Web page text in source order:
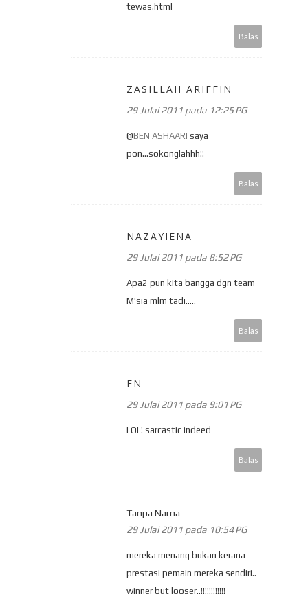
tewas.html
Balas
ZASILLAH ARIFFIN
29 Julai 2011 pada 12:25 PG
@BEN ASHAARI saya
pon...sokonglahhh!!
Balas
NAZAYIENA
29 Julai 2011 pada 8:52 PG
Apa2 pun kita bangga dgn team
M'sia mlm tadi.....
Balas
FN
29 Julai 2011 pada 9:01 PG
LOL! sarcastic indeed
Balas
Tanpa Nama
29 Julai 2011 pada 10:54 PG
mereka menang bukan kerana
prestasi pemain mereka sendiri..
winner but looser..!!!!!!!!!!!!